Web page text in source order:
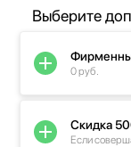
Выберите
0 руб.
Скидка
Если